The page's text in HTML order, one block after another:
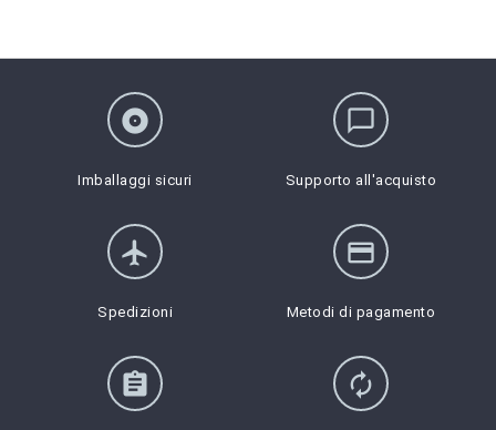
album
Imballaggi sicuri
chat_bubble_outline
Supporto all'acquisto
flight
Spedizioni
credit_card
Metodi di pagamento
assignment autorenew